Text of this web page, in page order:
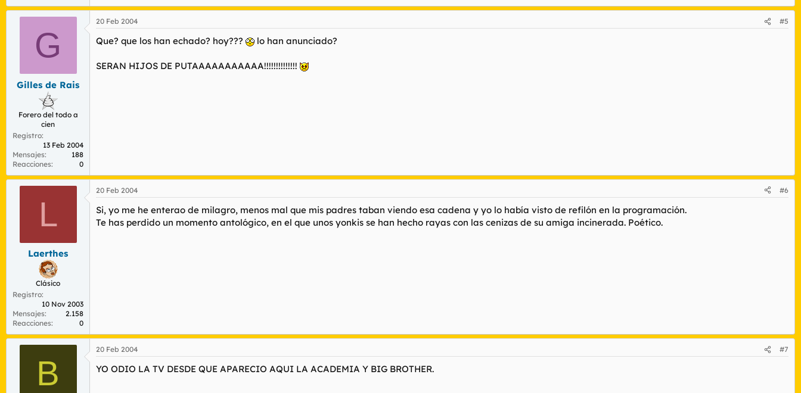
G
Gilles de Rais
Forero del todo a
cien
Registro
13 Feb 2004
Mensajes
188
Reacciones
0
20 Feb 2004 #5
Que? que los han echado? hoy??? lo han anunciado?
SERAN HIJOS DE PUTAAAAAAAAAAA!!!!!!!!!!!!!!
L
Laerthes
Clásico
Registro
10 Nov 2003
Mensajes
2.158
Reacciones
0
20 Feb 2004 #6
Si, yo me he enterao de milagro, menos mal que mis padres taban viendo esa cadena y yo lo había visto de refilón en la programación.
Te has perdido un momento antológico, en el que unos yonkis se han hecho rayas con las cenizas de su amiga incinerada. Poético.
B
20 Feb 2004 #7
YO ODIO LA TV DESDE QUE APARECIO AQUI LA ACADEMIA Y BIG BROTHER.